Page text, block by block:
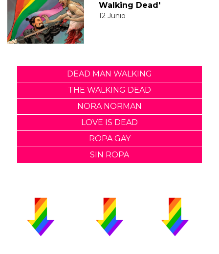
Walking Dead'
12 Junio
DEAD MAN WALKING
THE WALKING DEAD
NORA NORMAN
LOVE IS DEAD
ROPA GAY
SIN ROPA